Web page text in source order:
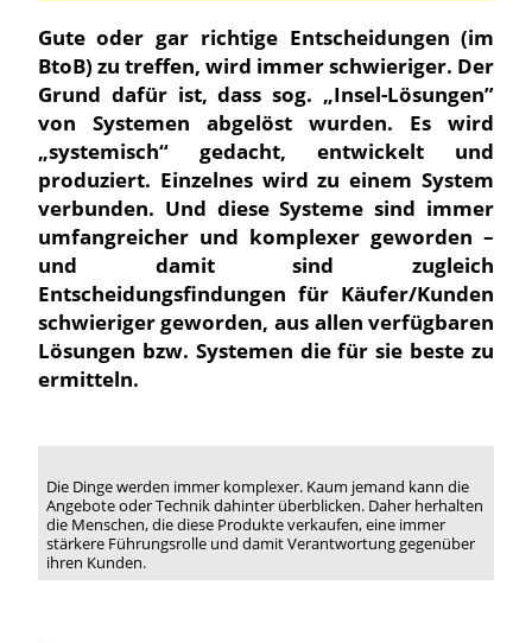
Gute oder gar richtige Entscheidungen (im
BtoB) zu treffen, wird immer schwieriger. Der
Grund dafür ist, dass sog. „Insel-Lösungen”
von Systemen abgelöst wurden. Es wird
„systemisch“ gedacht, entwickelt und
produziert. Einzelnes wird zu einem System
verbunden. Und diese Systeme sind immer
umfangreicher und komplexer geworden –
und damit sind zugleich
Entscheidungsfindungen für Käufer/Kunden
schwieriger geworden, aus allen verfügbaren
Lösungen bzw. Systemen die für sie beste zu
ermitteln.
Die Dinge werden immer komplexer. Kaum jemand kann die
Angebote oder Technik dahinter überblicken. Daher herhalten
die Menschen, die diese Produkte verkaufen, eine immer
stärkere Führungsrolle und damit Verantwortung gegenüber
ihren Kunden.